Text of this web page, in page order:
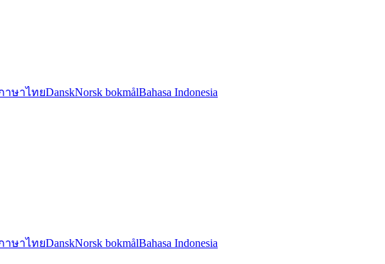
าษาไทยDanskNorsk bokmålBahasa Indonesia
าษาไทยDanskNorsk bokmålBahasa Indonesia